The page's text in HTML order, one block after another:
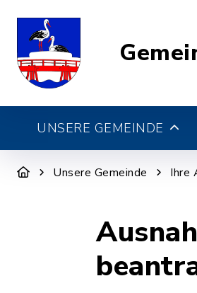
UNSERE GEMEINDE
Unsere Gemeinde Ihre